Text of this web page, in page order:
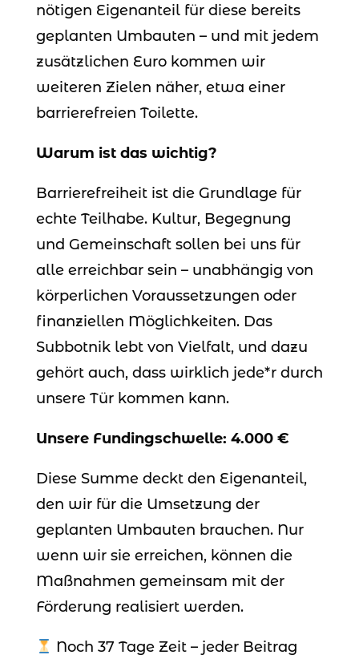
nötigen Eigenanteil für diese bereits
geplanten Umbauten – und mit jedem
zusätzlichen Euro kommen wir
weiteren Zielen näher, etwa einer
barrierefreien Toilette.
Warum ist das wichtig?
Barrierefreiheit ist die Grundlage für
echte Teilhabe. Kultur, Begegnung
und Gemeinschaft sollen bei uns für
alle erreichbar sein – unabhängig von
körperlichen Voraussetzungen oder
finanziellen Möglichkeiten. Das
Subbotnik lebt von Vielfalt, und dazu
gehört auch, dass wirklich jede*r durch
unsere Tür kommen kann.
Unsere Fundingschwelle: 4.000 €
Diese Summe deckt den Eigenanteil,
den wir für die Umsetzung der
geplanten Umbauten brauchen. Nur
wenn wir sie erreichen, können die
Maßnahmen gemeinsam mit der
Förderung realisiert werden.
Noch 37 Tage Zeit – jeder Beitrag